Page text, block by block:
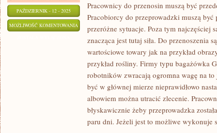
PAŹDZIERNIK - 12 - 2025
MOŻLIWOŚĆ KOMENTOWANIA
PONOSIMY
ENERGIĘ
ELEKTRYCZNĄ
ROSNĄ
KAŻDYM
Pracownicy do przenosin muszą być
Pracobiorcy do przeprowadzki muszą
przeróżne sytuacje. Poza tym najczęściej
znacząca jest tutaj siła. Do przenoszenia
wartościowe towary jak na przykład
przykład rośliny. Firmy typu bagażówka
robotników zwracają ogromna wagę na
być w głównej mierze nieprawidłowo
albowiem można utracić zlecenie.
błyskawicznie żeby przeprowadzka
paru dni. Jeżeli jest to możliwe wykonuje